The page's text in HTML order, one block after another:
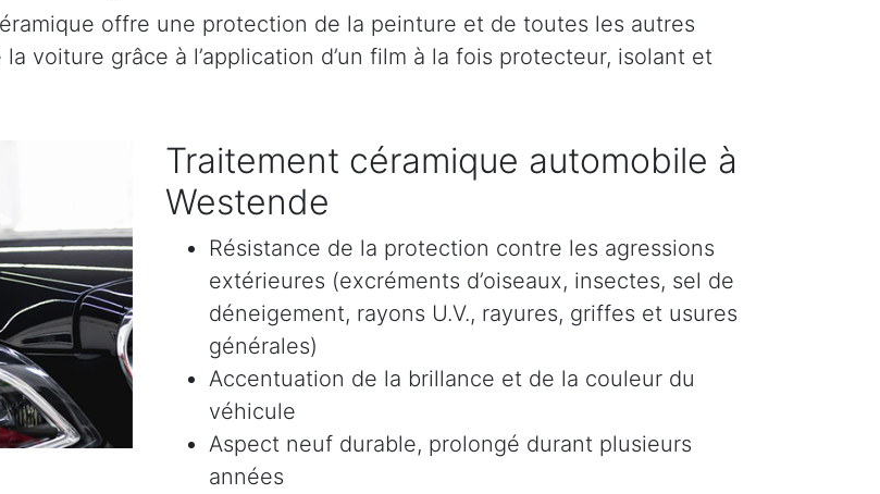
offre une protection de la peinture et de toutes les autres
voiture grâce à l’application d’un film à la fois protecteur, isolant et
Traitement céramique automobile à
Westende
Résistance de la protection contre les agressions
extérieures (excréments d’oiseaux, insectes, sel de
déneigement, rayons U.V., rayures, griffes et usures
générales)
Accentuation de la brillance et de la couleur du
véhicule
Aspect neuf durable, prolongé durant plusieurs
années